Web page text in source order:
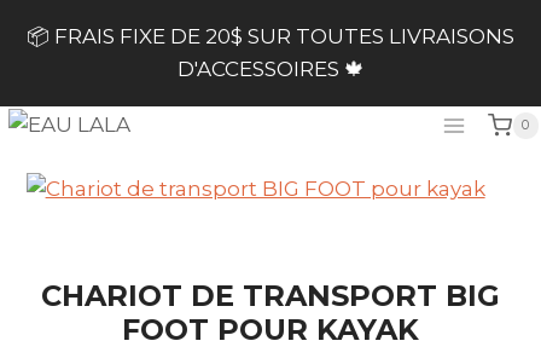
📦 FRAIS FIXE DE 20$ SUR TOUTES LIVRAISONS
D'ACCESSOIRES 🍁
0
CHARIOT DE TRANSPORT BIG
FOOT POUR KAYAK